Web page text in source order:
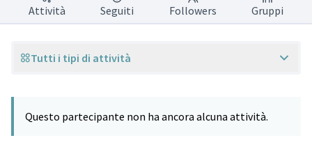
Attività Seguiti Followers Gruppi
Tutti i tipi di attività
Questo partecipante non ha ancora alcuna attività.